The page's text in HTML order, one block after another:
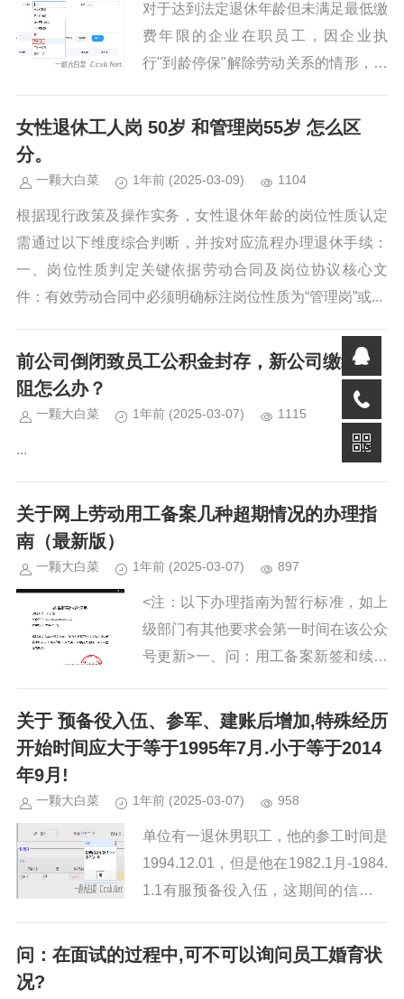
对于达到法定退休年龄但未满足最低缴
费年限的企业在职员工，因企业执
行"到龄停保"解除劳动关系的情形，其
政策要点进行判断：...
女性退休工人岗 50岁 和管理岗55岁 怎么区
分。
一颗大白菜 1年前 (2025-03-09) 1104
根据现行政策及操作实务，女性退休年龄的岗位性质认定
需通过以下维度综合判断，并按对应流程办理退休手续：
一、岗位性质判定关键依据劳动合同及岗位协议核心文
件：有效劳动合同中必须明确标注岗位性质为“管理岗”或...
前公司倒闭致员工公积金封存，新公司缴纳遇
阻怎么办？
一颗大白菜 1年前 (2025-03-07) 1115
...
关于网上劳动用工备案几种超期情况的办理指
南（最新版）
一颗大白菜 1年前 (2025-03-07) 897
<注：以下办理指南为暂行标准，如上
级部门有其他要求会第一时间在该公众
号更新>一、问：用工备案新签和续签
交以下四项的材料：A．《个人参保证
明》（社保当月缴费...
关于 预备役入伍、参军、建账后增加,特殊经历
开始时间应大于等于1995年7月.小于等于2014
年9月!
一颗大白菜 1年前 (2025-03-07) 958
单位有一退休男职工，他的参工时间是
1994.12.01，但是他在1982.1月-1984.
1.1有服预备役入伍，这期间的信息需
间从1981年12月算起。...
问：在面试的过程中,可不可以询问员工婚育状
况?